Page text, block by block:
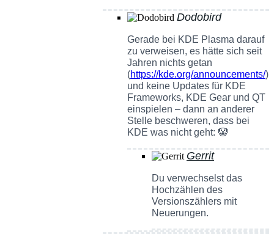
Dodobird
Gerade bei KDE Plasma darauf
zu verweisen, es hätte sich seit
Jahren nichts getan
(https://kde.org/announcements/)
und keine Updates für KDE
Frameworks, KDE Gear und QT
einspielen – dann an anderer
Stelle beschweren, dass bei
KDE was nicht geht: 🤡
Gerrit
Du verwechselst das
Hochzählen des
Versionszählers mit
Neuerungen.